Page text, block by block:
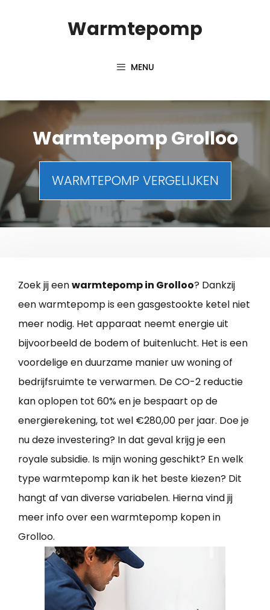
Warmtepomp
MENU
Warmtepomp Grolloo
WARMTEPOMP VERGELIJKEN
Zoek jij eenwarmtepomp in Grolloo? Dankzij
een warmtepomp is een gasgestookte ketel niet
meer nodig. Het apparaat neemt energie uit
bijvoorbeeld de bodem of buitenlucht. Het is een
voordelige en duurzame manier uw woning of
bedrijfsruimte te verwarmen. De CO-2 reductie
kan oplopen tot 60% en je bespaart op de
energierekening, tot wel €280,00 per jaar. Doe je
nu deze investering? In dat geval krijg je een
royale subsidie. Is mijn woning geschikt? En welk
type warmtepomp kan ik het beste kiezen? Dit
hangt af van diverse variabelen. Hierna vind jij
meer info over een warmtepomp kopen in
Grolloo.